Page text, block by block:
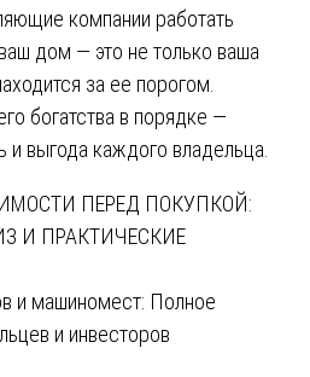
компании работать
дом — это не только ваша
за ее порогом.
богатства в порядке —
и выгода каждого владельца.
ПЕРЕД ПОКУПКОЙ:
И ПРАКТИЧЕСКИЕ
и машиномест: Полное
и инвесторов